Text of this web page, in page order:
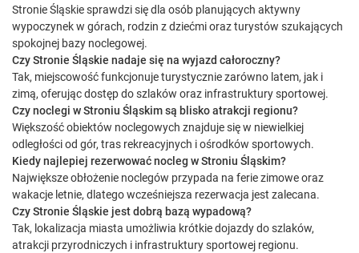
Stronie Śląskie sprawdzi się dla osób planujących aktywny
wypoczynek w górach, rodzin z dziećmi oraz turystów szukających
spokojnej bazy noclegowej.
Czy Stronie Śląskie nadaje się na wyjazd całoroczny?
Tak, miejscowość funkcjonuje turystycznie zarówno latem, jak i
zimą, oferując dostęp do szlaków oraz infrastruktury sportowej.
Czy noclegi w Stroniu Śląskim są blisko atrakcji regionu?
Większość obiektów noclegowych znajduje się w niewielkiej
odległości od gór, tras rekreacyjnych i ośrodków sportowych.
Kiedy najlepiej rezerwować nocleg w Stroniu Śląskim?
Największe obłożenie noclegów przypada na ferie zimowe oraz
wakacje letnie, dlatego wcześniejsza rezerwacja jest zalecana.
Czy Stronie Śląskie jest dobrą bazą wypadową?
Tak, lokalizacja miasta umożliwia krótkie dojazdy do szlaków,
atrakcji przyrodniczych i infrastruktury sportowej regionu.